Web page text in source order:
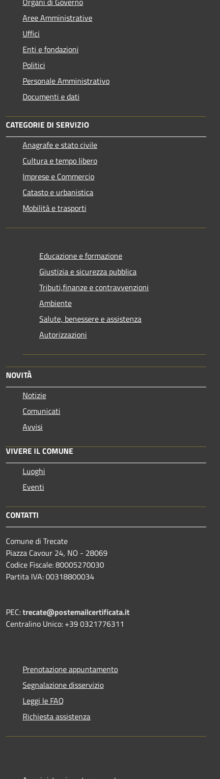
Aree Amministrative
Uffici
Enti e fondazioni
Politici
Personale Amministrativo
Documenti e dati
CATEGORIE DI SERVIZIO
Anagrafe e stato civile
Cultura e tempo libero
Imprese e Commercio
Catasto e urbanistica
Mobilità e trasporti
Educazione e formazione
Giustizia e sicurezza pubblica
Tributi,finanze e contravvenzioni
Ambiente
Salute, benessere e assistenza
Autorizzazioni
NOVITÀ
Notizie
Comunicati
Avvisi
VIVERE IL COMUNE
Luoghi
Eventi
CONTATTI
Comune di Trecate
Piazza Cavour 24, NO - 28069
Codice Fiscale: 80005270030
Partita IVA: 00318800034
PEC:trecate@postemailcertificata.it
Centralino Unico: +39 0321776311
Prenotazione appuntamento
Segnalazione disservizio
Leggi le FAQ
Richiesta assistenza